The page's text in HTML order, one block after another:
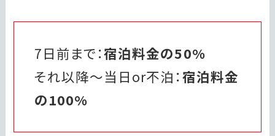
7日前まで：宿泊料金の50%
それ以降～当日or不泊：宿泊料金
の100%